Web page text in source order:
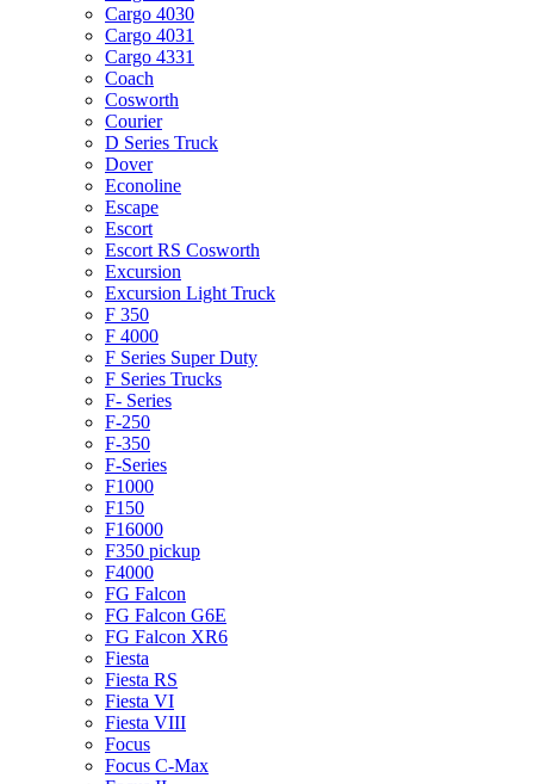
Cargo 4030
Cargo 4031
Cargo 4331
Coach
Cosworth
Courier
D Series Truck
Dover
Econoline
Escape
Escort
Escort RS Cosworth
Excursion
Excursion Light Truck
F 350
F 4000
F Series Super Duty
F Series Trucks
F- Series
F-250
F-350
F-Series
F1000
F150
F16000
F350 pickup
F4000
FG Falcon
FG Falcon G6E
FG Falcon XR6
Fiesta
Fiesta RS
Fiesta VI
Fiesta VIII
Focus
Focus C-Max